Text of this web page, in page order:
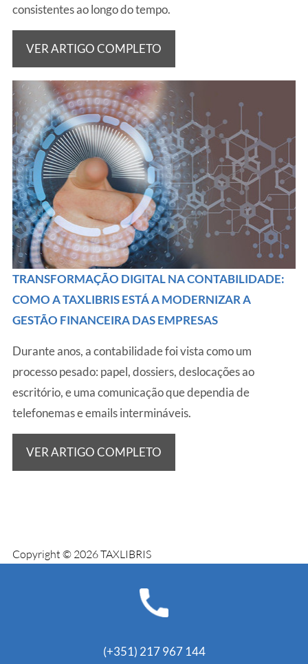
consistentes ao longo do tempo.
VER ARTIGO COMPLETO
TRANSFORMAÇÃO DIGITAL NA CONTABILIDADE:
COMO A TAXLIBRIS ESTÁ A MODERNIZAR A
GESTÃO FINANCEIRA DAS EMPRESAS
Durante anos, a contabilidade foi vista como um
processo pesado: papel, dossiers, deslocações ao
escritório, e uma comunicação que dependia de
telefonemas e emails intermináveis.
VER ARTIGO COMPLETO
Copyright © 2026 TAXLIBRIS
(+351) 217 967 144